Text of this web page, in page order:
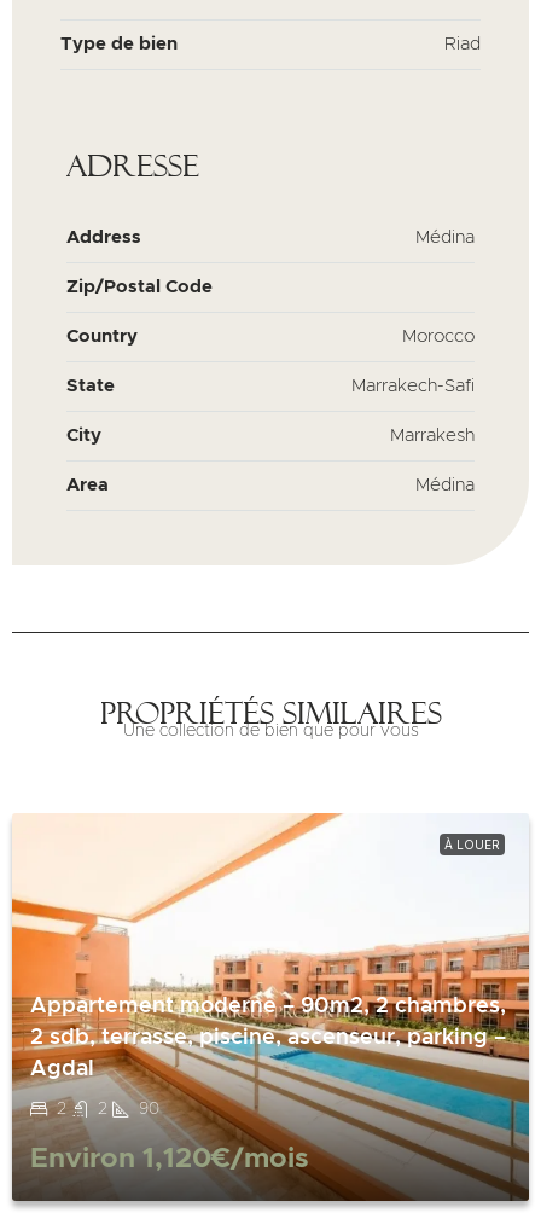
Type de bien Riad
Adresse
Address Médina
Zip/Postal Code
Country Morocco
State Marrakech-Safi
City Marrakesh
Area Médina
Propriétés similaires
Une collection de bien que pour vous
À LOUER
Appartement moderne – 90m2, 2 chambres,
2 sdb, terrasse, piscine, ascenseur, parking –
Agdal
2 2 90
Environ 1,120€/mois